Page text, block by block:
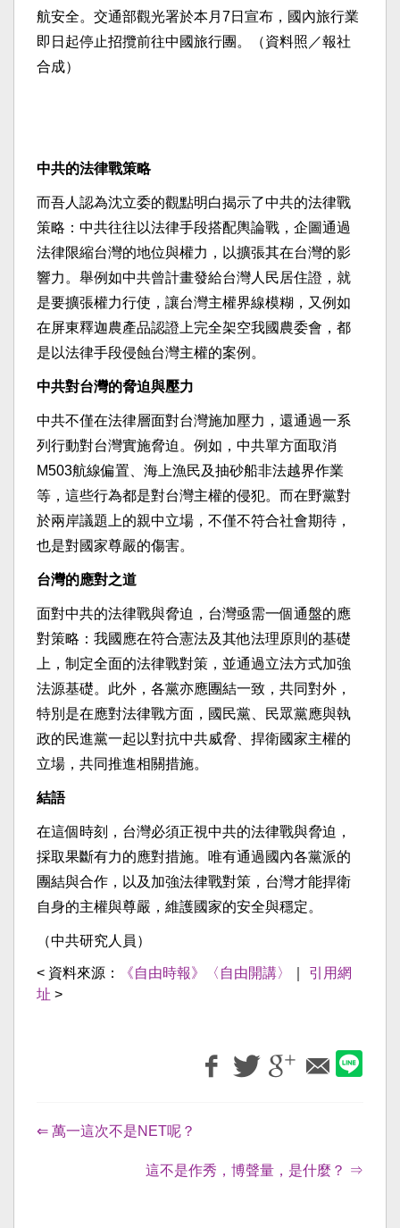
航安全。交通部觀光署於本月7日宣布，國內旅行業
即日起停止招攬前往中國旅行團。（資料照／報社
合成）
中共的法律戰策略
而吾人認為沈立委的觀點明白揭示了中共的法律戰
策略：中共往往以法律手段搭配輿論戰，企圖通過
法律限縮台灣的地位與權力，以擴張其在台灣的影
響力。舉例如中共曾計畫發給台灣人民居住證，就
是要擴張權力行使，讓台灣主權界線模糊，又例如
在屏東釋迦農產品認證上完全架空我國農委會，都
是以法律手段侵蝕台灣主權的案例。
中共對台灣的脅迫與壓力
中共不僅在法律層面對台灣施加壓力，還通過一系
列行動對台灣實施脅迫。例如，中共單方面取消
M503航線偏置、海上漁民及抽砂船非法越界作業
等，這些行為都是對台灣主權的侵犯。而在野黨對
於兩岸議題上的親中立場，不僅不符合社會期待，
也是對國家尊嚴的傷害。
台灣的應對之道
面對中共的法律戰與脅迫，台灣亟需一個通盤的應
對策略：我國應在符合憲法及其他法理原則的基礎
上，制定全面的法律戰對策，並通過立法方式加強
法源基礎。此外，各黨亦應團結一致，共同對外，
特別是在應對法律戰方面，國民黨、民眾黨應與執
政的民進黨一起以對抗中共威脅、捍衛國家主權的
立場，共同推進相關措施。
結語
在這個時刻，台灣必須正視中共的法律戰與脅迫，
採取果斷有力的應對措施。唯有通過國內各黨派的
團結與合作，以及加強法律戰對策，台灣才能捍衛
自身的主權與尊嚴，維護國家的安全與穩定。
（中共研究人員）
< 資料來源： 《自由時報》〈自由開講〉
引用網
址 >
⇐ 萬一這次不是NET呢？
這不是作秀，博聲量，是什麼？ ⇒